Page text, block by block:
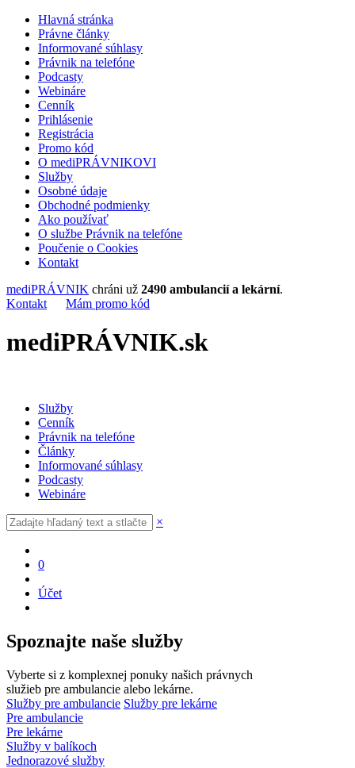
Hlavná stránka
Právne články
Informované súhlasy
Právnik na telefóne
Podcasty
Webináre
Cenník
Prihlásenie
Registrácia
Promo kód
O mediPRÁVNIKOVI
Služby
Osobné údaje
Obchodné podmienky
Ako používať
O službe Právnik na telefóne
Poučenie o Cookies
Kontakt
mediPRÁVNIK chráni už 2490 ambulancií a lekární.
Kontakt
Mám promo kód
mediPRÁVNIK.sk
Služby
Cenník
Právnik na telefóne
Články
Informované súhlasy
Podcasty
Webináre
×
0
Účet
Spoznajte naše služby
Vyberte si z komplexnej ponuky našich právnych
služieb pre ambulancie alebo lekárne.
Služby pre ambulancie Služby pre lekárne
Pre ambulancie
Pre lekárne
Služby v balíkoch
Jednorazové služby